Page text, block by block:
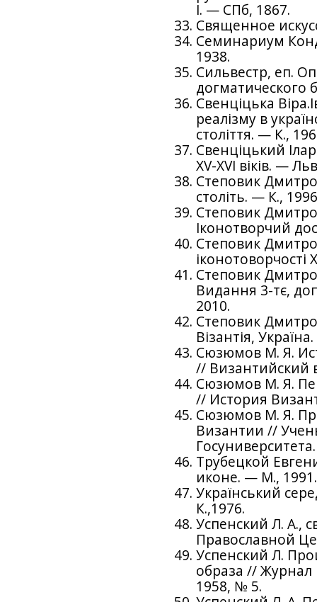
I. — СПб, 1867.
Священное
Семинариум
1938.
Сильвестр, еп.
догматического
Свенціцька
реалізму в
століття. — К.,
Свенціцький
XV-XVI віків. —
Степовик Дмитро.
століть. — К.,
Степовик
Іконотворчий
Степовик
Степовик
Видання 3-тє,
2010.
Степовик
Візантія,
Сюзюмов М. Я.
// Византийский
Сюзюмов М. Я.
// История
Сюзюмов М. Я.
Византии //
Трубецкой
иконе. — М., 1991.
Український
К.,1976.
Успенский Л. А.,
Православной
Успенский Л.
образа //
1958, № 5.